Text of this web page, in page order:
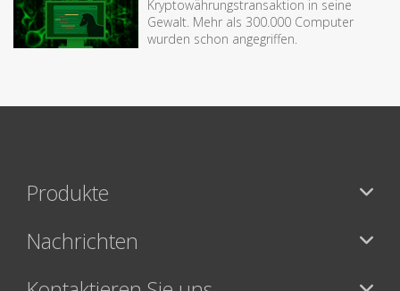
Kryptowährungstransaktion in seine
Gewalt. Mehr als 300.000 Computer
wurden schon angegriffen.
Produkte
Nachrichten